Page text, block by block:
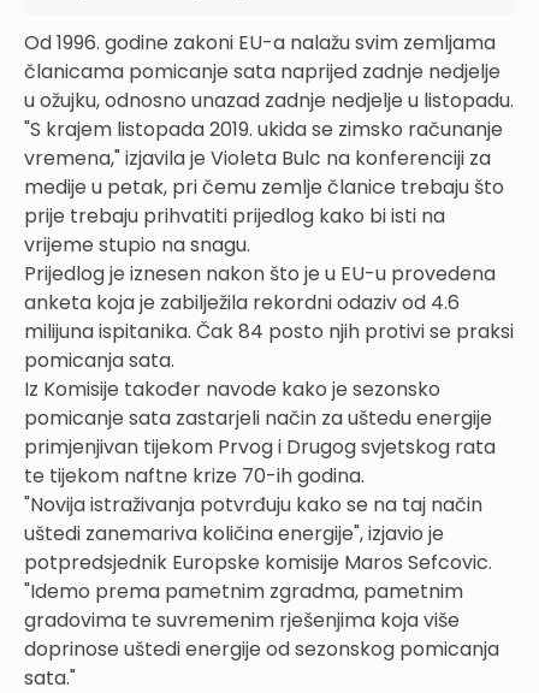
Od 1996. godine zakoni EU-a nalažu svim zemljama
članicama pomicanje sata naprijed zadnje nedjelje
u ožujku, odnosno unazad zadnje nedjelje u listopadu.
"S krajem listopada 2019. ukida se zimsko računanje
vremena," izjavila je Violeta Bulc na konferenciji za
medije u petak, pri čemu zemlje članice trebaju što
prije trebaju prihvatiti prijedlog kako bi isti na
vrijeme stupio na snagu.
Prijedlog je iznesen nakon što je u EU-u provedena
anketa koja je zabilježila rekordni odaziv od 4.6
milijuna ispitanika. Čak 84 posto njih protivi se praksi
pomicanja sata.
Iz Komisije također navode kako je sezonsko
pomicanje sata zastarjeli način za uštedu energije
primjenjivan tijekom Prvog i Drugog svjetskog rata
te tijekom naftne krize 70-ih godina.
"Novija istraživanja potvrđuju kako se na taj način
uštedi zanemariva količina energije", izjavio je
potpredsjednik Europske komisije Maros Sefcovic.
"Idemo prema pametnim zgradma, pametnim
gradovima te suvremenim rješenjima koja više
doprinose uštedi energije od sezonskog pomicanja
sata."